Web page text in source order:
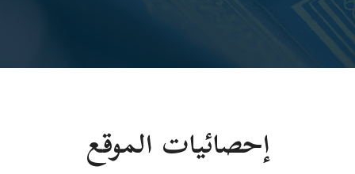
إحصائيات الموقع